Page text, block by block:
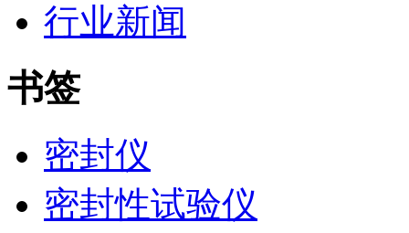
行业新闻
书签
密封仪
密封性试验仪